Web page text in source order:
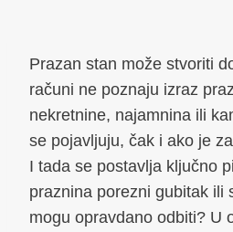
Prazan stan može stvoriti
računi ne poznaju izraz
nekretnine, najamnina ili
se pojavljuju, čak i ako je
I tada se postavlja ključno
praznina porezni gubitak ili
mogu opravdano odbiti? U